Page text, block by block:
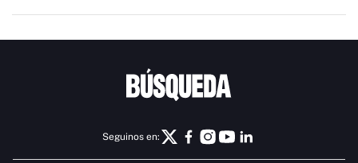
Seguinos en: